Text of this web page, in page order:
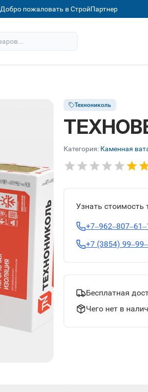
Добро пожаловать в СтройПартнер
Технониколь
Категория: Каменная
Узнать стоимость
+7 (3854)
Бесплатная
Чего нет в